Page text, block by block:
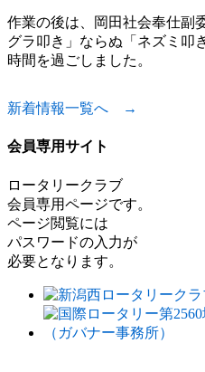
作業の後は、岡田社会奉仕副
グラ叩き」ならぬ「ネズミ叩
時間を過ごしました。
新着情報一覧へ →
会員専用サイト
ロータリークラブ
会員専用ページです。
ページ閲覧には
パスワードの入力が
必要となります。